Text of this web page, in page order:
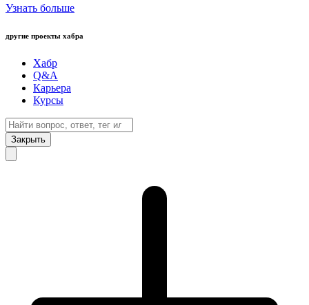
Узнать больше
другие проекты хабра
Хабр
Q&A
Карьера
Курсы
Закрыть